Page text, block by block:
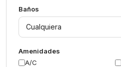
Baños
Cualquiera
Amenidades
A/C